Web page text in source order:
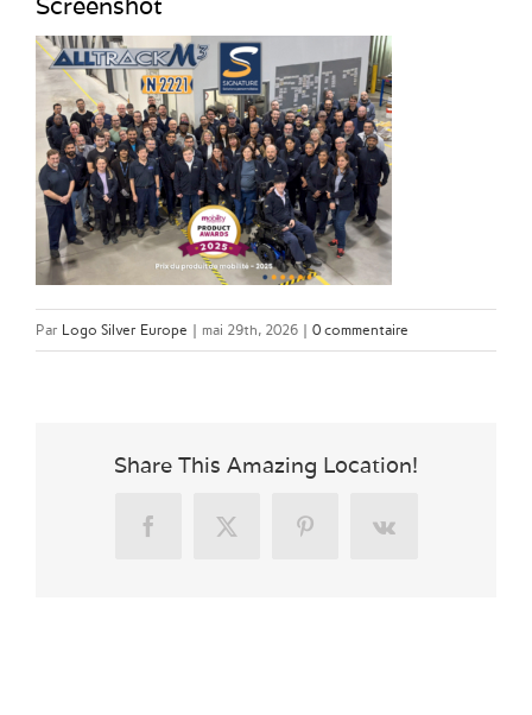
Par Logo Silver Europe | mai 29th, 2026 | 0 commentaire
Share This Amazing Location!
FacebookX PinterestVk